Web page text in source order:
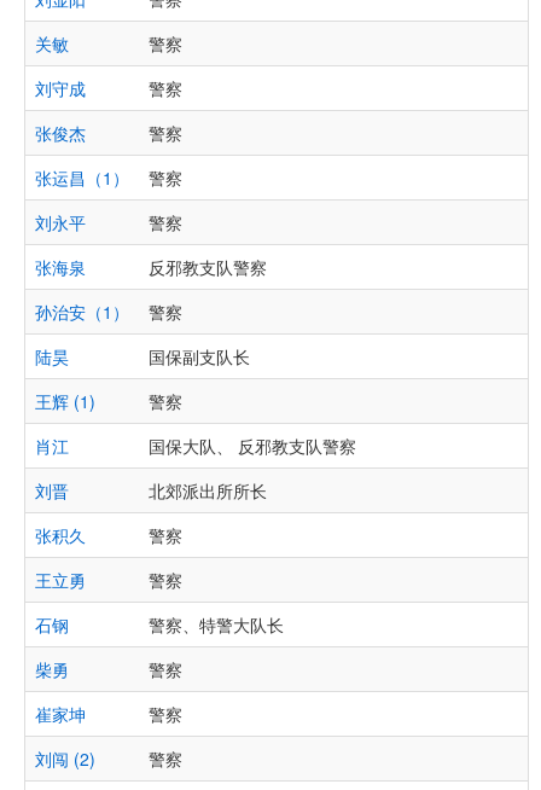
关敏
警察
刘守成
警察
张俊杰
警察
张运昌（1）
警察
刘永平
警察
张海泉
反邪教支队警察
孙治安（1）
警察
陆昊
国保副支队长
王辉 (1)
警察
肖江
国保大队、 反邪教支队警察
刘晋
北郊派出所所长
张积久
警察
王立勇
警察
石钢
警察、特警大队长
柴勇
警察
崔家坤
警察
刘闯 (2)
警察